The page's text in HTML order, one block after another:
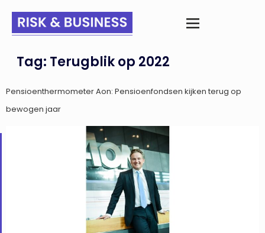
Tag: Terugblik op 2022
Pensioenthermometer Aon: Pensioenfondsen kijken terug op
bewogen jaar